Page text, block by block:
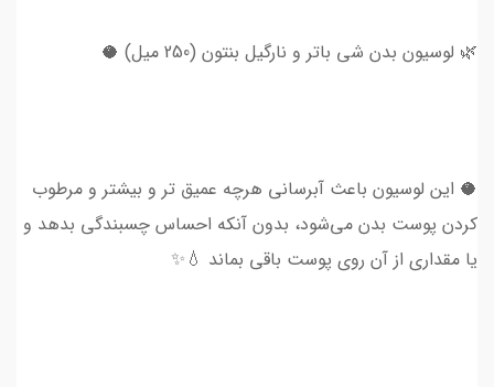
🌿 لوسیون بدن شی باتر و نارگیل بنتون (250 میل) 🥥
🥥 این لوسیون باعث آبرسانی هرچه عمیق تر و بیشتر و مرطوب
کردن پوست بدن می‌شود، بدون آنکه احساس چسبندگی بدهد و
یا مقداری از آن روی پوست باقی بماند 💧✨